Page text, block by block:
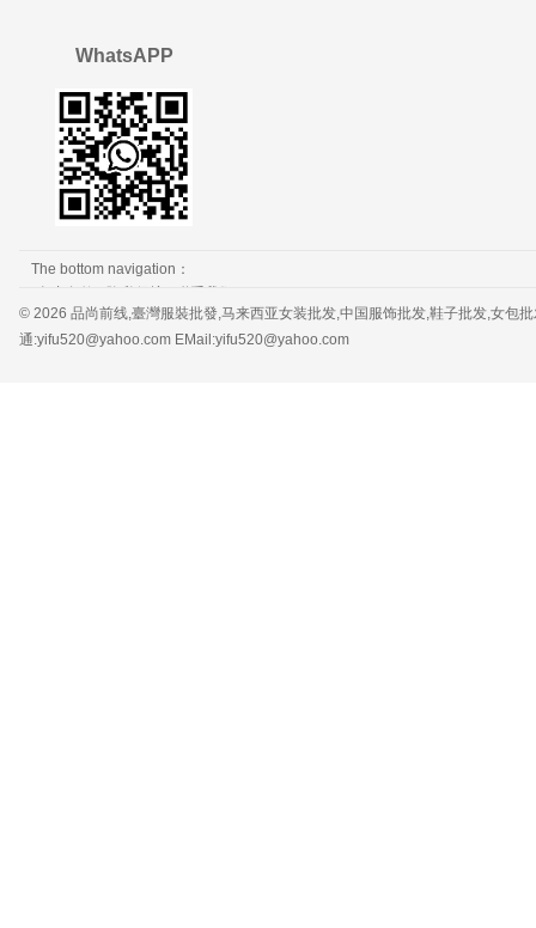
WhatsAPP
The bottom navigation：
免责条款
隐私保护
联系我们
© 2026 品尚前线,臺灣服裝批發,马来西亚女装批发,中国服饰批发,鞋子批发,女
通:yifu520@yahoo.com EMail:yifu520@yahoo.com